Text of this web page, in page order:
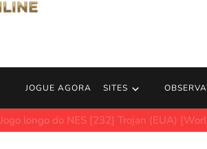
JOGUE AGORA SITES
O novo Secret Lair do Magic é uma